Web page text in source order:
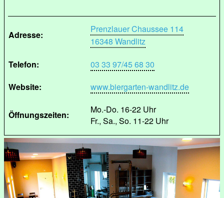
Adresse:
Prenzlauer Chaussee 114
16348 Wandlitz
Telefon:
03 33 97/45 68 30
Website:
www.biergarten-wandlitz.de
Öffnungszeiten:
Mo.-Do. 16-22 Uhr
Fr., Sa., So. 11-22 Uhr